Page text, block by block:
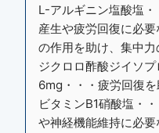
L-アルギニン塩酸塩
産生や疲労回復に必
の作用を助け、集中力
ジクロロ酢酸ジイソプ
6mg・・・疲労回復を
ビタミンB1硝酸塩・
や神経機能維持に必要